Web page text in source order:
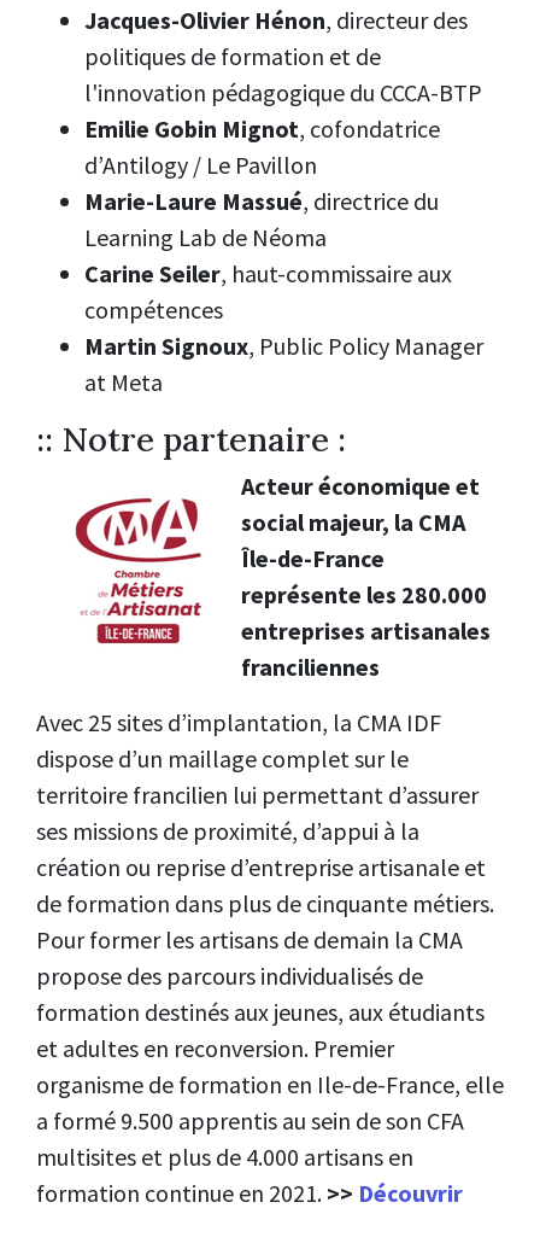
Jacques-Olivier Hénon, directeur des
politiques de formation et de
l'innovation pédagogique du CCCA-BTP
Emilie Gobin Mignot, cofondatrice
d’Antilogy / Le Pavillon
Marie-Laure Massué, directrice du
Learning Lab de Néoma
Carine Seiler, haut-commissaire aux
compétences
Martin Signoux, Public Policy Manager
at Meta
:: Notre partenaire :
Acteur économique et
social majeur, la CMA
Île-de-France
représente les 280.000
entreprises artisanales
franciliennes
Avec 25 sites d’implantation, la CMA IDF
dispose d’un maillage complet sur le
territoire francilien lui permettant d’assurer
ses missions de proximité, d’appui à la
création ou reprise d’entreprise artisanale et
de formation dans plus de cinquante métiers.
Pour former les artisans de demain la CMA
propose des parcours individualisés de
formation destinés aux jeunes, aux étudiants
et adultes en reconversion. Premier
organisme de formation en Ile-de-France, elle
a formé 9.500 apprentis au sein de son CFA
multisites et plus de 4.000 artisans en
formation continue en 2021. >> Découvrir